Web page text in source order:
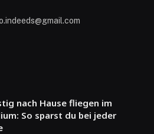
nach Hause fliegen im
So sparst du bei jeder